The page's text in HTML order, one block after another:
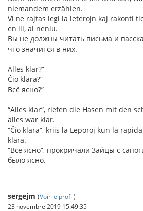
niemandem erzählen.
Vi ne rajtas legi la leterojn kaj rakonti
en ili, al neniu.
Вы не должны читать письма и
что значится в них.
Alles klar?”
Ĉio klara?”
Всё ясно?”
“Alles klar”, riefen die Hasen mit den
alles war klar.
“Ĉio klara”, kriis la Leporoj kun la
klara.
“Всё ясно”, прокричали Зайцы с
было ясно.
sergejm (Voir le profil)
23 novembre 2019 15:49:35